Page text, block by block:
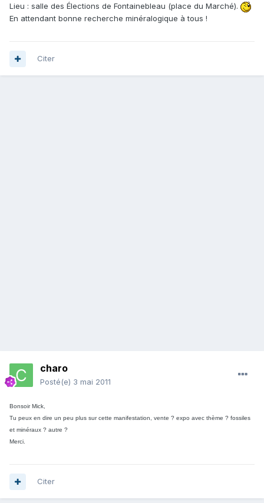
Lieu : salle des Élections de Fontainebleau (place du Marché).
En attendant bonne recherche minéralogique à tous !
Citer
charo
Posté(e) 3 mai 2011
Bonsoir Mick,
Tu peux en dire un peu plus sur cette manifestation, vente ? expo avec thème ? fossiles
et minéraux ? autre ?
Merci.
Citer